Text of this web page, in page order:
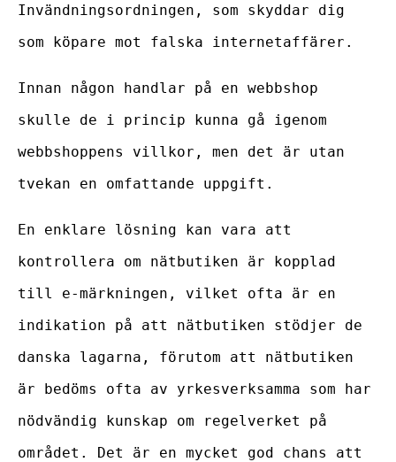
Invändningsordningen, som skyddar dig
som köpare mot falska internetaffärer.
Innan någon handlar på en webbshop
skulle de i princip kunna gå igenom
webbshoppens villkor, men det är utan
tvekan en omfattande uppgift.
En enklare lösning kan vara att
kontrollera om nätbutiken är kopplad
till e-märkningen, vilket ofta är en
indikation på att nätbutiken stödjer de
danska lagarna, förutom att nätbutiken
är bedöms ofta av yrkesverksamma som har
nödvändig kunskap om regelverket på
området. Det är en mycket god chans att